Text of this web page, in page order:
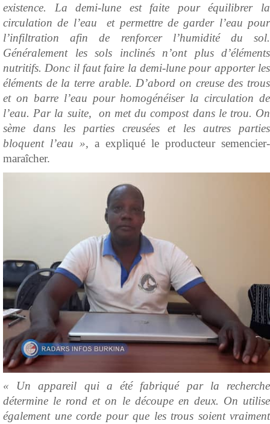
existence. La demi-lune est faite pour équilibrer la
circulation de l’eau et permettre de garder l’eau pour
l’infiltration afin de renforcer l’humidité du sol.
Généralement les sols inclinés n’ont plus d’éléments
nutritifs. Donc il faut faire la demi-lune pour apporter les
éléments de la terre arable. D’abord on creuse des trous
et on barre l’eau pour homogénéiser la circulation de
l’eau. Par la suite, on met du compost dans le trou. On
sème dans les parties creusées et les autres parties
bloquent l’eau », a expliqué le producteur semencier-
maraîcher.
« Un appareil qui a été fabriqué par la recherche
détermine le rond et on le découpe en deux. On utilise
également une corde pour que les trous soient vraiment